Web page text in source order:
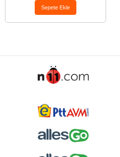
Sepete Ekle